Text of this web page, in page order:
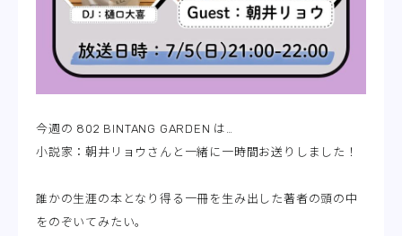
今週の 802 BINTANG GARDEN は…
小説家：朝井リョウさんと一緒に一時間お送りしました！
誰かの生涯の本となり得る一冊を生み出した著者の頭の中
をのぞいてみたい。